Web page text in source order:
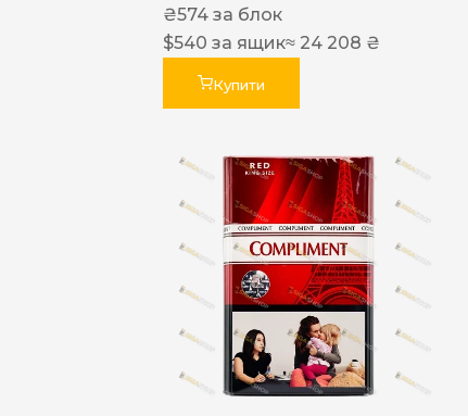
₴574 за блок
$540 за ящик≈ 24 208 ₴
Купити